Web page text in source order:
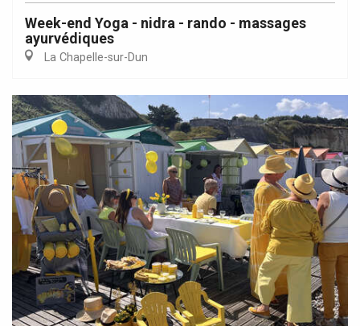
Week-end Yoga - nidra - rando - massages
ayurvédiques
La Chapelle-sur-Dun